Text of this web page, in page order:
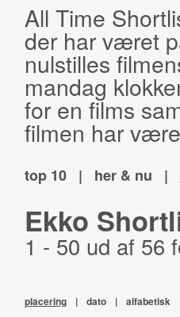
All Time
der har været
nulstilles
mandag
for en films
filmen har
top 10 | her & nu |
Ekko
1 - 50 ud af 56
placering | dato | alfabetisk